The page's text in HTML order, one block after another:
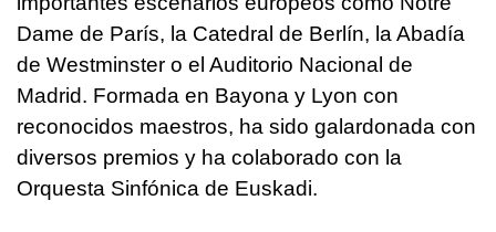
Dame de París, la Catedral de Berlín, la Abadía
de Westminster o el Auditorio Nacional de
Madrid. Formada en Bayona y Lyon con
reconocidos maestros, ha sido galardonada con
diversos premios y ha colaborado con la
Orquesta Sinfónica de Euskadi.